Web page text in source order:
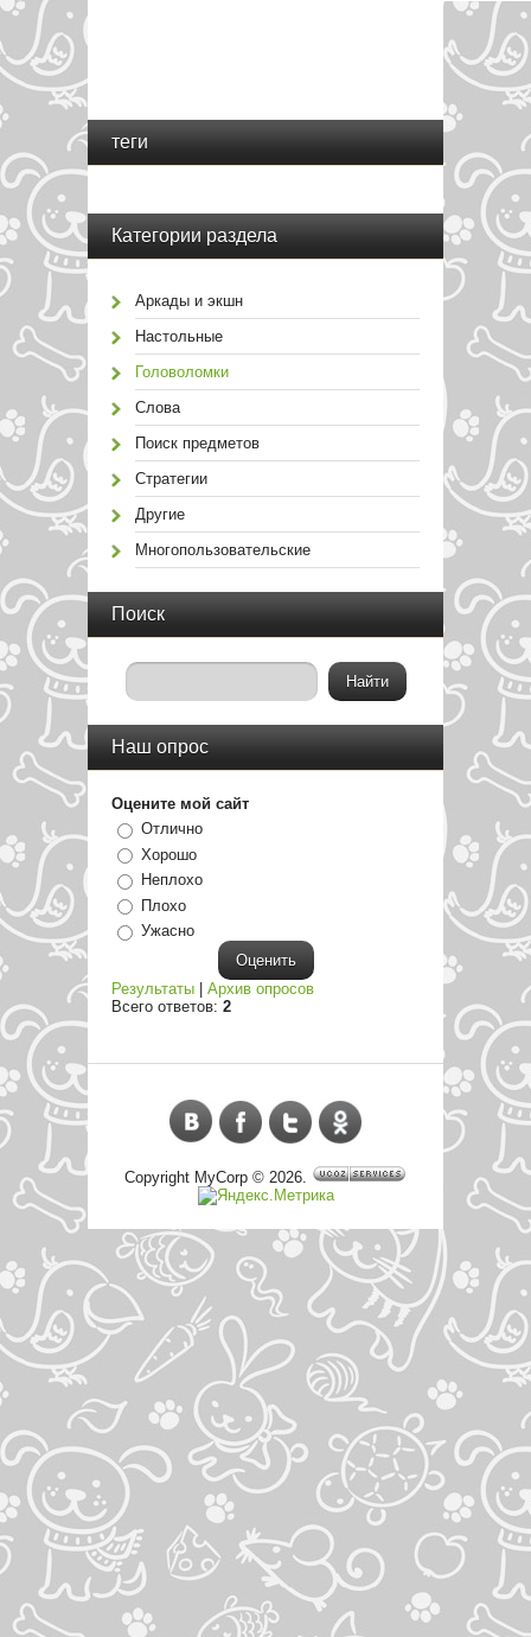
теги
Категории раздела
Аркады и экшн
Настольные
Головоломки
Слова
Поиск предметов
Стратегии
Другие
Многопользовательские
Поиск
Наш опрос
Оцените мой сайт
Отлично
Хорошо
Неплохо
Плохо
Ужасно
Результаты
Архив опросов
Всего ответов: 2
Copyright MyCorp © 2026